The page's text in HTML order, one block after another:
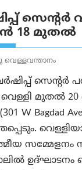
സെന്റർ
18 മുതൽ
വെള്ളവന്താനം
മുതൽ
W Bagdad Ave,
സമ്മേളനം
ഉദ്ഘാടനം